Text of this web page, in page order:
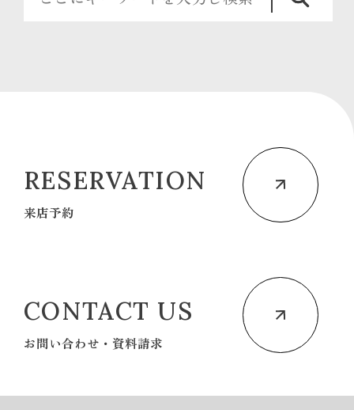
RESERVATION
来店予約
CONTACT US
お問い合わせ・資料請求